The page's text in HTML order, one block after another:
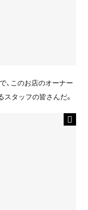
、このお店のオーナー
タッフの皆さんだ。